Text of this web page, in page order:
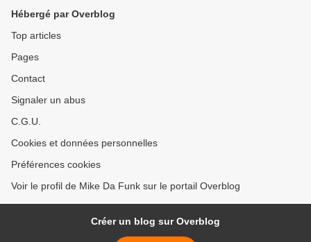
Hébergé par Overblog
Top articles
Pages
Contact
Signaler un abus
C.G.U.
Cookies et données personnelles
Préférences cookies
Voir le profil de Mike Da Funk sur le portail Overblog
Créer un blog sur Overblog